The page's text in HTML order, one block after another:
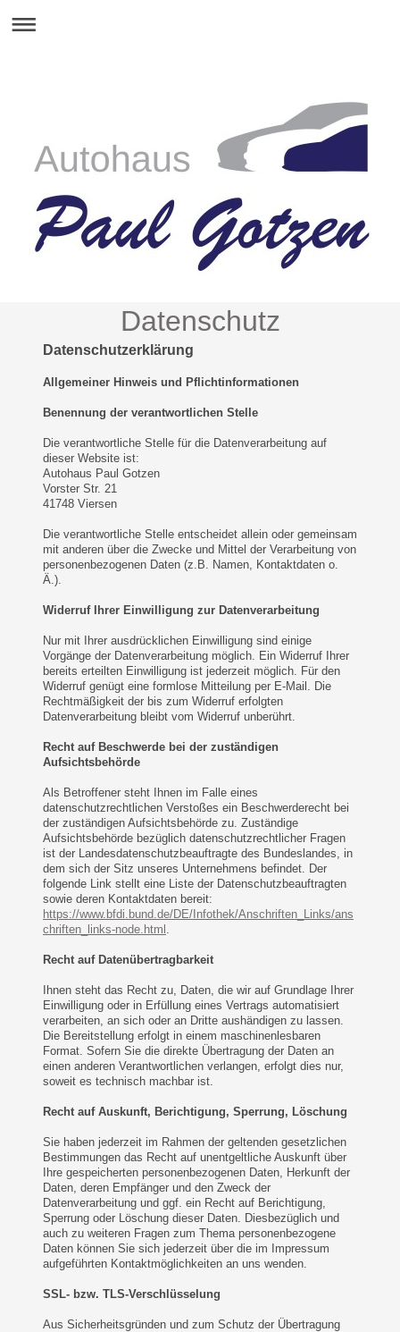
Datenschutz
Datenschutzerklärung
Allgemeiner Hinweis und Pflichtinformationen
Benennung der verantwortlichen Stelle
Die verantwortliche Stelle für die Datenverarbeitung auf
dieser Website ist:
Autohaus Paul Gotzen
Vorster Str. 21
41748 Viersen
Die verantwortliche Stelle entscheidet allein oder gemeinsam
mit anderen über die Zwecke und Mittel der Verarbeitung von
personenbezogenen Daten (z.B. Namen, Kontaktdaten o.
Ä.).
Widerruf Ihrer Einwilligung zur Datenverarbeitung
Nur mit Ihrer ausdrücklichen Einwilligung sind einige
Vorgänge der Datenverarbeitung möglich. Ein Widerruf Ihrer
bereits erteilten Einwilligung ist jederzeit möglich. Für den
Widerruf genügt eine formlose Mitteilung per E-Mail. Die
Rechtmäßigkeit der bis zum Widerruf erfolgten
Datenverarbeitung bleibt vom Widerruf unberührt.
Recht auf Beschwerde bei der zuständigen
Aufsichtsbehörde
Als Betroffener steht Ihnen im Falle eines
datenschutzrechtlichen Verstoßes ein Beschwerderecht bei
der zuständigen Aufsichtsbehörde zu. Zuständige
Aufsichtsbehörde bezüglich datenschutzrechtlicher Fragen
ist der Landesdatenschutzbeauftragte des Bundeslandes, in
dem sich der Sitz unseres Unternehmens befindet. Der
folgende Link stellt eine Liste der Datenschutzbeauftragten
sowie deren Kontaktdaten bereit:
https://www.bfdi.bund.de/DE/Infothek/Anschriften_Links/ans
chriften_links-node.html .
Recht auf Datenübertragbarkeit
Ihnen steht das Recht zu, Daten, die wir auf Grundlage Ihrer
Einwilligung oder in Erfüllung eines Vertrags automatisiert
verarbeiten, an sich oder an Dritte aushändigen zu lassen.
Die Bereitstellung erfolgt in einem maschinenlesbaren
Format. Sofern Sie die direkte Übertragung der Daten an
einen anderen Verantwortlichen verlangen, erfolgt dies nur,
soweit es technisch machbar ist.
Recht auf Auskunft, Berichtigung, Sperrung, Löschung
Sie haben jederzeit im Rahmen der geltenden gesetzlichen
Bestimmungen das Recht auf unentgeltliche Auskunft über
Ihre gespeicherten personenbezogenen Daten, Herkunft der
Daten, deren Empfänger und den Zweck der
Datenverarbeitung und ggf. ein Recht auf Berichtigung,
Sperrung oder Löschung dieser Daten. Diesbezüglich und
auch zu weiteren Fragen zum Thema personenbezogene
Daten können Sie sich jederzeit über die im Impressum
aufgeführten Kontaktmöglichkeiten an uns wenden.
SSL- bzw. TLS-Verschlüsselung
Aus Sicherheitsgründen und zum Schutz der Übertragung